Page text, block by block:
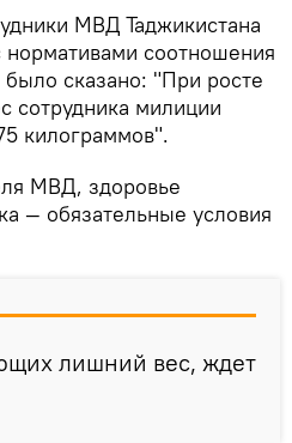
МВД Таджикистана
соотношения
было сказано: "При росте
сотрудника милиции
килограммов".
МВД, здоровье
— обязательные условия
лишний вес, ждет